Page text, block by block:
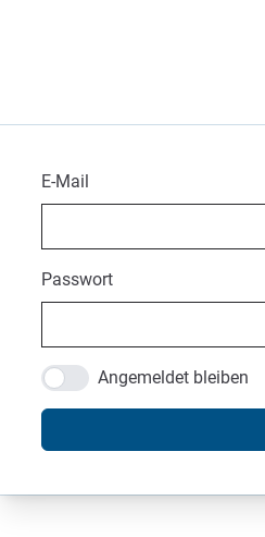
E-Mail
Passwort
Angemeldet bleiben